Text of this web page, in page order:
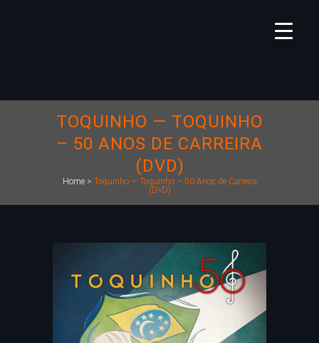
TOQUINHO — TOQUINHO
– 50 ANOS DE CARREIRA
(DVD)
Home> Toquinho — Toquinho – 50 Anos de Carreira
(DVD)